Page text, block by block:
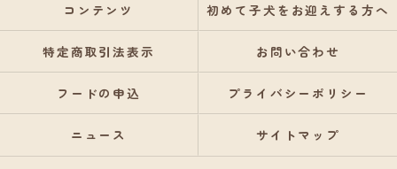
コンテンツ 初めて子犬をお迎えする方へ
特定商取引法表示 お問い合わせ
フードの申込 プライバシーポリシー
ニュース サイトマップ